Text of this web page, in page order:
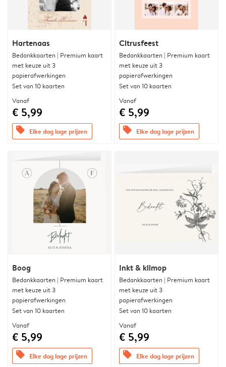
Hartenaas
Bedankkaarten | Premium kaart
met keuze uit 3
papierafwerkingen
Set van 10 kaarten
Vanaf
€ 5,99
offers Elke dag lage prijzen
Citrusfeest
Bedankkaarten | Premium kaart
met keuze uit 3
papierafwerkingen
Set van 10 kaarten
Vanaf
€ 5,99
offers Elke dag lage prijzen
Boog
Bedankkaarten | Premium kaart
met keuze uit 3
papierafwerkingen
Set van 10 kaarten
Vanaf
€ 5,99
offers Elke dag lage prijzen
Inkt & klimop
Bedankkaarten | Premium kaart
met keuze uit 3
papierafwerkingen
Set van 10 kaarten
Vanaf
€ 5,99
offers Elke dag lage prijzen